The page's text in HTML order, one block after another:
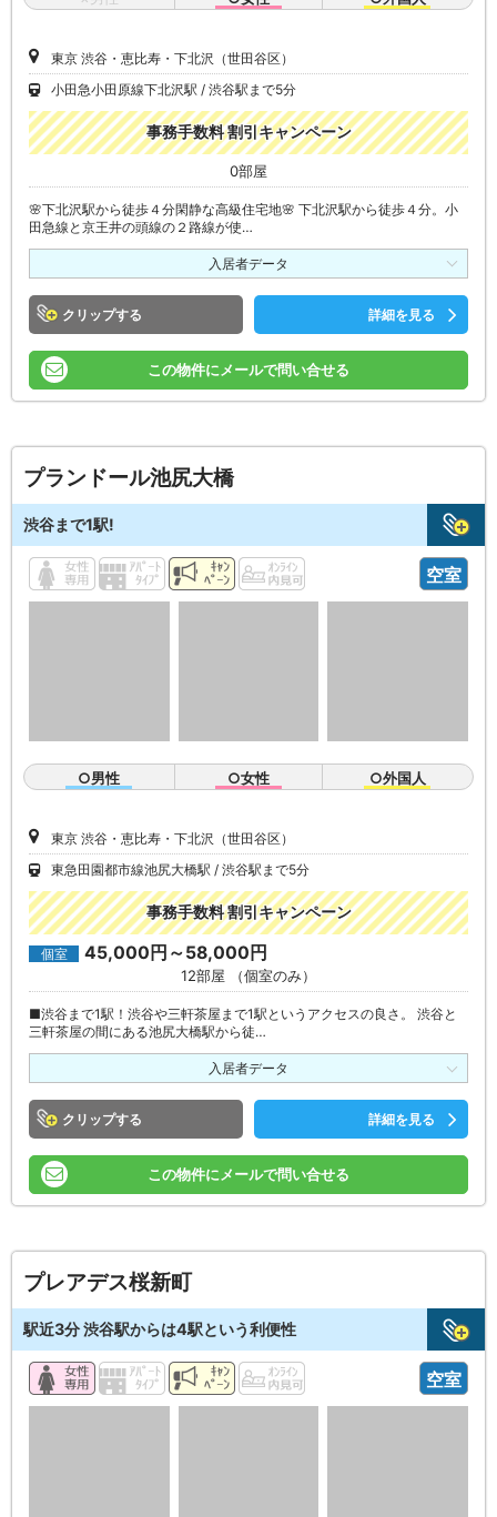
東京 渋谷・恵比寿・下北沢（世田谷区）
小田急小田原線下北沢駅
渋谷駅まで5分
事務手数料 割引キャンペーン
0部屋
🌸下北沢駅から徒歩４分閑静な高級住宅地🌸 下北沢駅から徒歩４分。小
田急線と京王井の頭線の２路線が使…
入居者データ
クリップ 詳細を見る
この物件にメールで問い合せる
プランドール池尻大橋
渋谷まで1駅!
空室
○男性 ○女性 ○外国人
東京 渋谷・恵比寿・下北沢（世田谷区）
東急田園都市線池尻大橋駅
渋谷駅まで5分
事務手数料 割引キャンペーン
個室 45,000円～58,000円
12部屋 （個室のみ）
■渋谷まで1駅！渋谷や三軒茶屋まで1駅というアクセスの良さ。 渋谷と
三軒茶屋の間にある池尻大橋駅から徒…
入居者データ
クリップ 詳細を見る
この物件にメールで問い合せる
プレアデス桜新町
駅近3分 渋谷駅からは4駅という利便性
空室